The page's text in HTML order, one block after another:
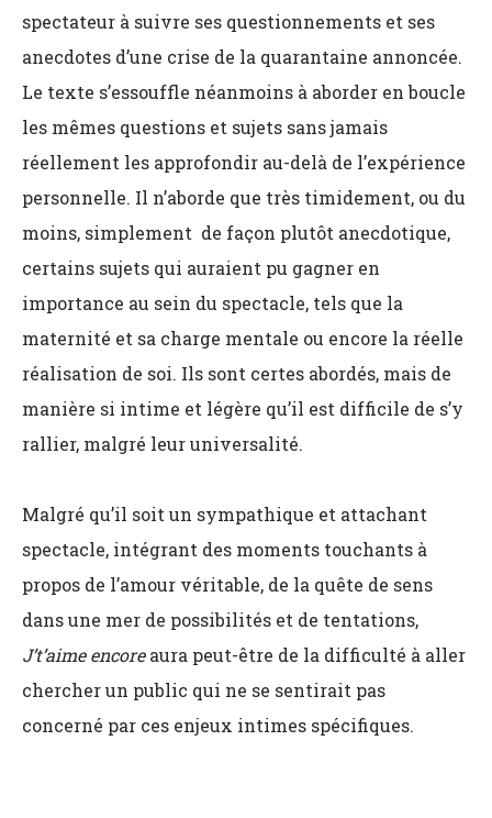
spectateur à suivre ses questionnements et ses
anecdotes d’une crise de la quarantaine annoncée.
Le texte s’essouffle néanmoins à aborder en boucle
les mêmes questions et sujets sans jamais
réellement les approfondir au-delà de l’expérience
personnelle. Il n’aborde que très timidement, ou du
moins, simplement de façon plutôt anecdotique,
certains sujets qui auraient pu gagner en
importance au sein du spectacle, tels que la
maternité et sa charge mentale ou encore la réelle
réalisation de soi. Ils sont certes abordés, mais de
manière si intime et légère qu’il est difficile de s’y
rallier, malgré leur universalité.
Malgré qu’il soit un sympathique et attachant
spectacle, intégrant des moments touchants à
propos de l’amour véritable, de la quête de sens
dans une mer de possibilités et de tentations,
J’t’aime encoreaura peut-être de la difficulté à aller
chercher un public qui ne se sentirait pas
concerné par ces enjeux intimes spécifiques.